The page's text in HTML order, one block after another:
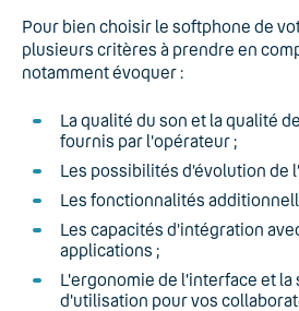
Pour bien choisir le softphone de
plusieurs critères à prendre en
notamment évoquer :
La qualité du son et la qualité
fournis par l'opérateur ;
Les possibilités d’évolution de
Les fonctionnalités
Les capacités d’intégration
applications ;
L'ergonomie de l'interface et la
d'utilisation pour vos